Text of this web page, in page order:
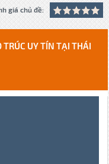
giá chủ đề:
TRÚC UY TÍN TẠI THÁI